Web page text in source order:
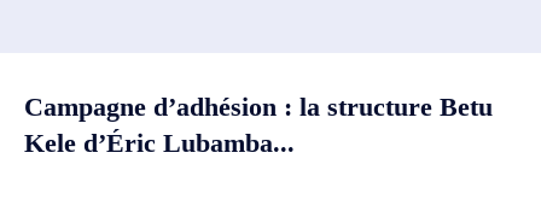
Campagne d’adhésion : la structure Betu
Kele d’Éric Lubamba...